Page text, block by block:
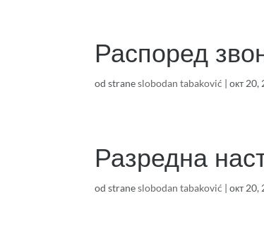
Распоред
od straneslobodan tabaković |окт 20,
Разредна
od straneslobodan tabaković |окт 20,